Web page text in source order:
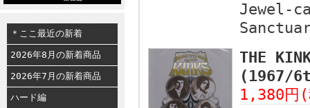
＊ここ最近の新着
2026年8月の新着商品
2026年7月の新着商品
ハード編
Jewel-
THE
(1967/
1,380円